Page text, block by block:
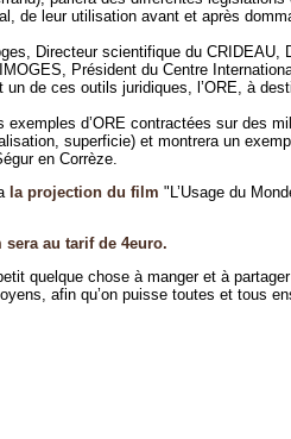
de leur utilisation avant et après
Directeur scientifique du CRIDEAU,
Président du Centre
de ces outils juridiques, l’ORE, à
d’ORE contractées sur des
superficie) et montrera un
en Corrèze.
la projection du film "L’Usage du
sera au tarif de 4euro.
quelque chose à manger et à
afin qu’on puisse toutes et tous